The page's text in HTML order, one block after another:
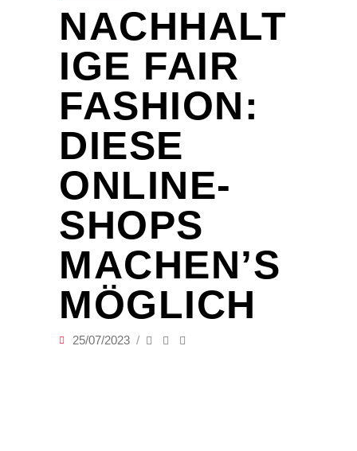
NACHHALT
IGE FAIR
FASHION:
DIESE
ONLINE-
SHOPS
MACHEN’S
MÖGLICH
25/07/2023